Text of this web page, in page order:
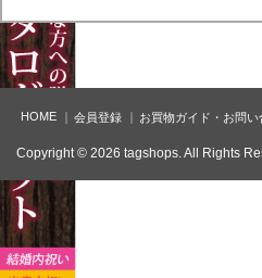
HOME 会員登録 お買物ガイド・お問い
Copyright © 2026 tagshops. All Rights